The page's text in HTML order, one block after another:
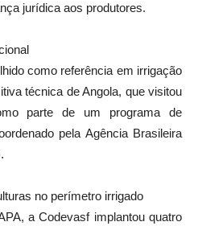
jurídica aos produtores.
como referência em irrigação
técnica de Angola, que visitou
parte de um programa de
pela Agência Brasileira
no perímetro irrigado
a Codevasf implantou quatro